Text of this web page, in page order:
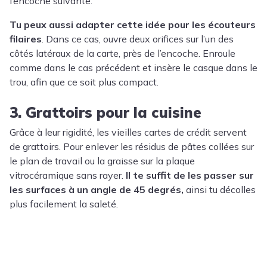
Tu peux aussi adapter cette idée pour les écouteurs
filaires. Dans ce cas, ouvre deux orifices sur l’un des
côtés latéraux de la carte, près de l’encoche. Enroule
comme dans le cas précédent et insère le casque dans le
trou, afin que ce soit plus compact.
3. Grattoirs pour la cuisine
Grâce à leur rigidité, les vieilles cartes de crédit servent
de grattoirs. Pour enlever les résidus de pâtes collées sur
le plan de travail ou la graisse sur la plaque
vitrocéramique sans rayer. Il te suffit de les passer sur
les surfaces à un angle de 45 degrés, ainsi tu décolles
plus facilement la saleté.